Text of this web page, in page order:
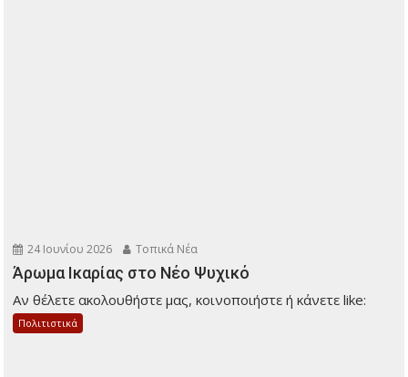
24 Ιουνίου 2026 Τοπικά Νέα
Άρωμα Ικαρίας στο Νέο Ψυχικό
Αν θέλετε ακολουθήστε μας, κοινοποιήστε ή κάνετε like:
Πολιτιστικά